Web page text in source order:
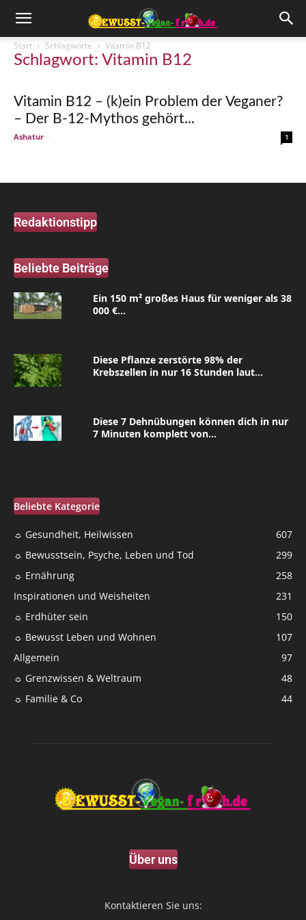
Start Schlagworte Vitamin B12
Schlagwort: Vitamin B12
Vitamin B12 – (k)ein Problem der Veganer?
– Der B-12-Mythos gehört...
Ashatur - 1
Redaktionstipp
Beliebte Beiträge
Ein 150 m² großes Haus für weniger als 38
000 €...
Diese Pflanze zerstörte 98% der
Krebszellen in nur 16 Stunden laut...
Diese 7 Dehnübungen können dich in nur
7 Minuten komplett von...
Beliebte Kategorie
☼ Gesundheit, Heilwissen
607
☼ Bewusstsein, Psyche, Leben und Tod
299
☼ Ernährung
258
Inspirationen und Weisheiten
231
☼ Erdhüter sein
150
☼ Bewusst Leben und Wohnen
107
Allgemein
97
☼ Grenzwissen & Weltraum
48
☼ Familie & Co
44
Über uns
Kontaktieren Sie uns: